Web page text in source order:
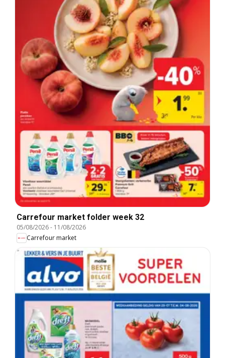
Carrefour market folder week 32
05/08/2026- 11/08/2026
Carrefour market